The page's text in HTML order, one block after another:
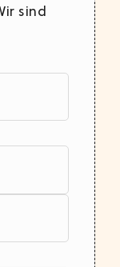
sind